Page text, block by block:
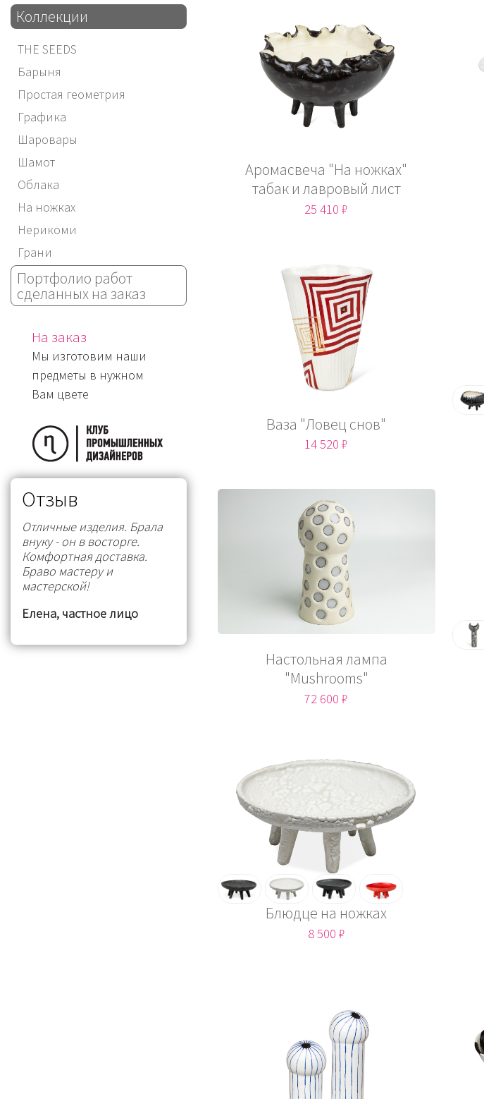
Коллекции
THE SEEDS
Барыня
Простая геометрия
Графика
Шаровары
Шамот
Облака
На ножках
Нерикоми
Грани
Портфолио работ
сделанных на заказ
На заказ
Мы изготовим наши
предметы в нужном
Вам цвете
Отзыв
Отличные изделия. Брала
внуку - он в восторге.
Комфортная доставка.
Браво мастеру и
мастерской!
Елена, частное лицо
Аромасвеча "На ножках"
табак и лавровый лист
25 410 ₽
Ваза "Ловец снов"
14 520 ₽
Настольная лампа
"Mushrooms"
72 600 ₽
Блюдце на ножках
8 500 ₽